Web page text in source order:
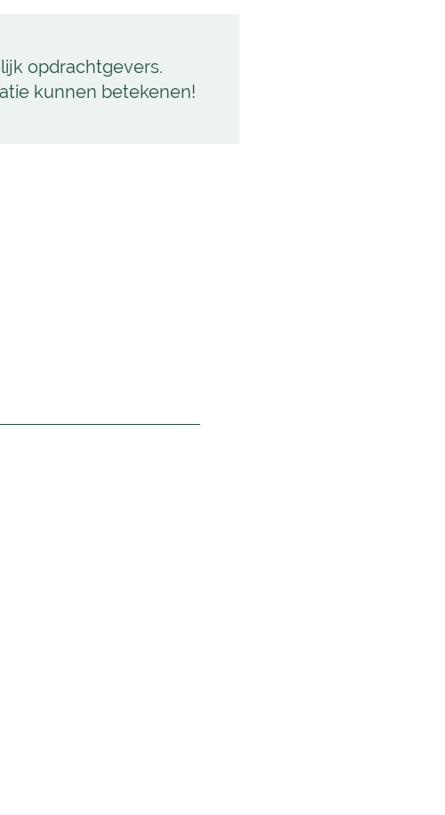
opdrachtgevers.
kunnen betekenen!